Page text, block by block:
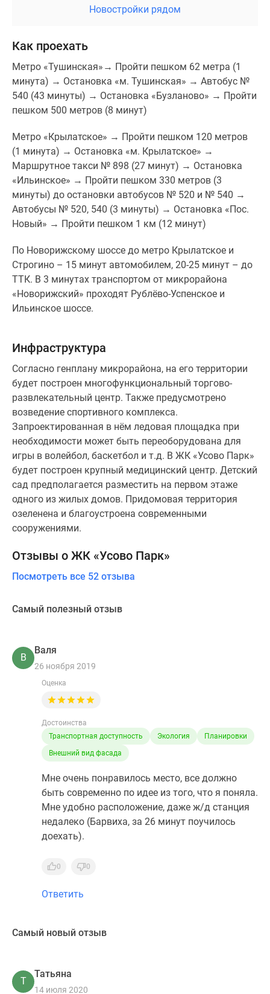
Новостройки рядом
Как проехать
Метро «Тушинская»→ Пройти пешком 62 метра (1
минута) → Остановка «м. Тушинская» → Автобус №
540 (43 минуты) → Остановка «Бузланово» → Пройти
пешком 500 метров (8 минут)
Метро «Крылатское» → Пройти пешком 120 метров
(1 минута) → Остановка «м. Крылатское» →
Маршрутное такси № 898 (27 минут) → Остановка
«Ильинское» → Пройти пешком 330 метров (3
минуты) до остановки автобусов № 520 и № 540 →
Автобусы № 520, 540 (3 минуты) → Остановка «Пос.
Новый» → Пройти пешком 1 км (12 минут)
По Новорижскому шоссе до метро Крылатское и
Строгино – 15 минут автомобилем, 20-25 минут – до
ТТК. В 3 минутах транспортом от микрорайона
«Новорижский» проходят Рублёво-Успенское и
Ильинское шоссе.
Инфраструктура
Согласно генплану микрорайона, на его территории
будет построен многофункциональный торгово-
развлекательный центр. Также предусмотрено
возведение спортивного комплекса.
Запроектированная в нём ледовая площадка при
необходимости может быть переоборудована для
игры в волейбол, баскетбол и т.д. В ЖК «Усово Парк»
будет построен крупный медицинский центр. Детский
сад предполагается разместить на первом этаже
одного из жилых домов. Придомовая территория
озеленена и благоустроена современными
сооружениями.
Отзывы о ЖК «Усово Парк»
Посмотреть все 52 отзыва
Самый полезный отзыв
В
Валя
26 ноября 2019
Оценка
Достоинства
Транспортная доступность
Экология
Планировки
Внешний вид фасада
Мне очень понравилось место, все должно
быть современно по идее из того, что я поняла.
Мне удобно расположение, даже ж/д станция
недалеко (Барвиха, за 26 минут поучилось
доехать).
0 0
Ответить
Самый новый отзыв
Т
Татьяна
14 июля 2020